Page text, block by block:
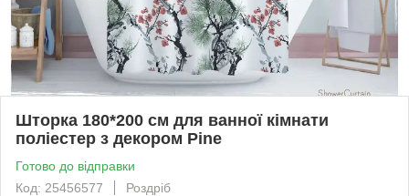
Шторка 180*200 см для ванної кімнати
поліестер з декором Pine
Готово до відправки
Код: 25456577
Роздріб